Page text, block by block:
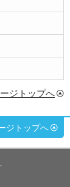
ジトップへ
ジトップへ